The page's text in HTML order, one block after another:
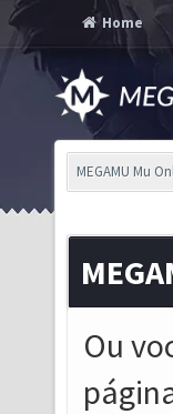
Home
MEGAMU Mu
Ou